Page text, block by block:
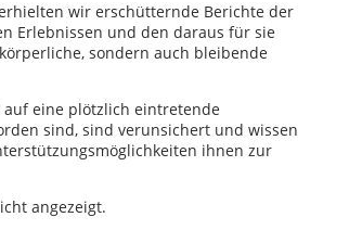
wir erschütternde Berichte der
Erlebnissen und den daraus für sie
sondern auch bleibende
eine plötzlich eintretende
sind, sind verunsichert und wissen
ihnen zur
angezeigt.